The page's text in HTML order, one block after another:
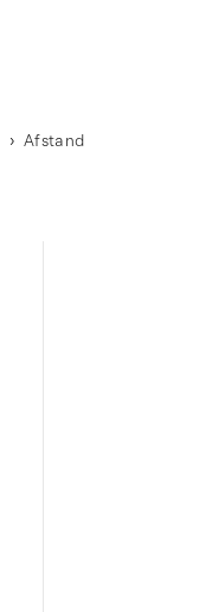
Afstand